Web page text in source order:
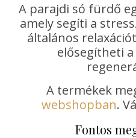
A parajdi só fürdő
amely segíti a
általános
elősegítheti
A termékek
webshopban.
Fontos